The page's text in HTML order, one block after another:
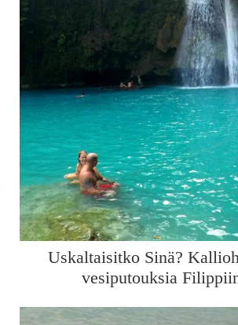
Uskaltaisitko Sinä?
vesiputouksia